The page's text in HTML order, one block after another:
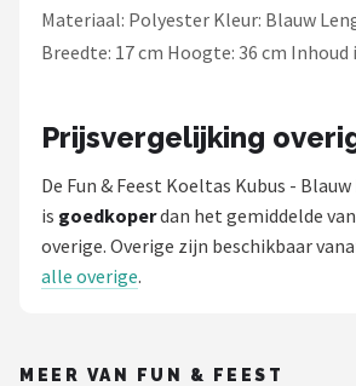
Materiaal: Polyester Kleur: Blauw
Breedte: 17 cm Hoogte: 36 cm
Prijsvergelijking
De Fun & Feest Koeltas Kubus -
is goedkoperdan het gemiddelde
overige. Overige zijn beschikbaar
alle overige.
MEER VAN FUN & FEEST